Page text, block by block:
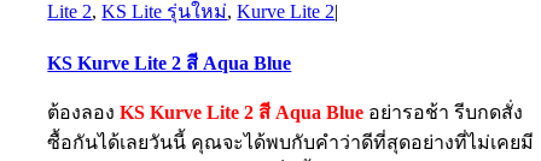
Lite 2,KS Lite รุ่นใหม่,Kurve Lite 2|
KS Kurve Lite 2 สี Aqua Blue
ต้องลองKS Kurve Lite 2 สี Aqua Blue อย่ารอช้า รีบกดสั่ง
ซื้อกันได้เลยวันนี้ คุณจะได้พบกับคำว่าดีที่สุดอย่างที่ไม่เคยมี